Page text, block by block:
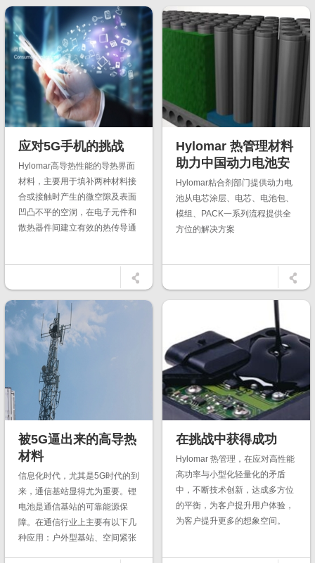
应对5G手机的挑战
Hylomar高导热性能的导热界面
材料，主要用于填补两种材料接
合或接触时产生的微空隙及表面
凹凸不平的空洞，在电子元件和
散热器件间建立有效的热传导通
Hylomar 热管理材料
助力中国动力电池安
全升级
Hylomar粘合剂部门提供动力电
池从电芯涂层、电芯、电池包、
模组、PACK一系列流程提供全
方位的解决方案
被5G逼出来的高导热
材料
信息化时代，尤其是5G时代的到
来，通信基站显得尤为重要。锂
电池是通信基站的可靠能源保
障。在通信行业上主要有以下几
种应用：户外型基站、空间紧张
在挑战中获得成功
Hylomar 热管理，在应对高性能
高功率与小型化轻量化的矛盾
中，不断技术创新，达成多方位
的平衡，为客户提升用户体验，
为客户提升更多的想象空间。